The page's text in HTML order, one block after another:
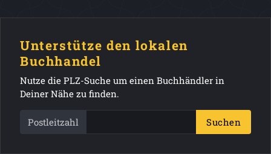
Unterstütze den lokalen
Buchhandel
Nutze die PLZ-Suche um einen Buchhändler in
Deiner Nähe zu finden.
Postleitzahl Suchen